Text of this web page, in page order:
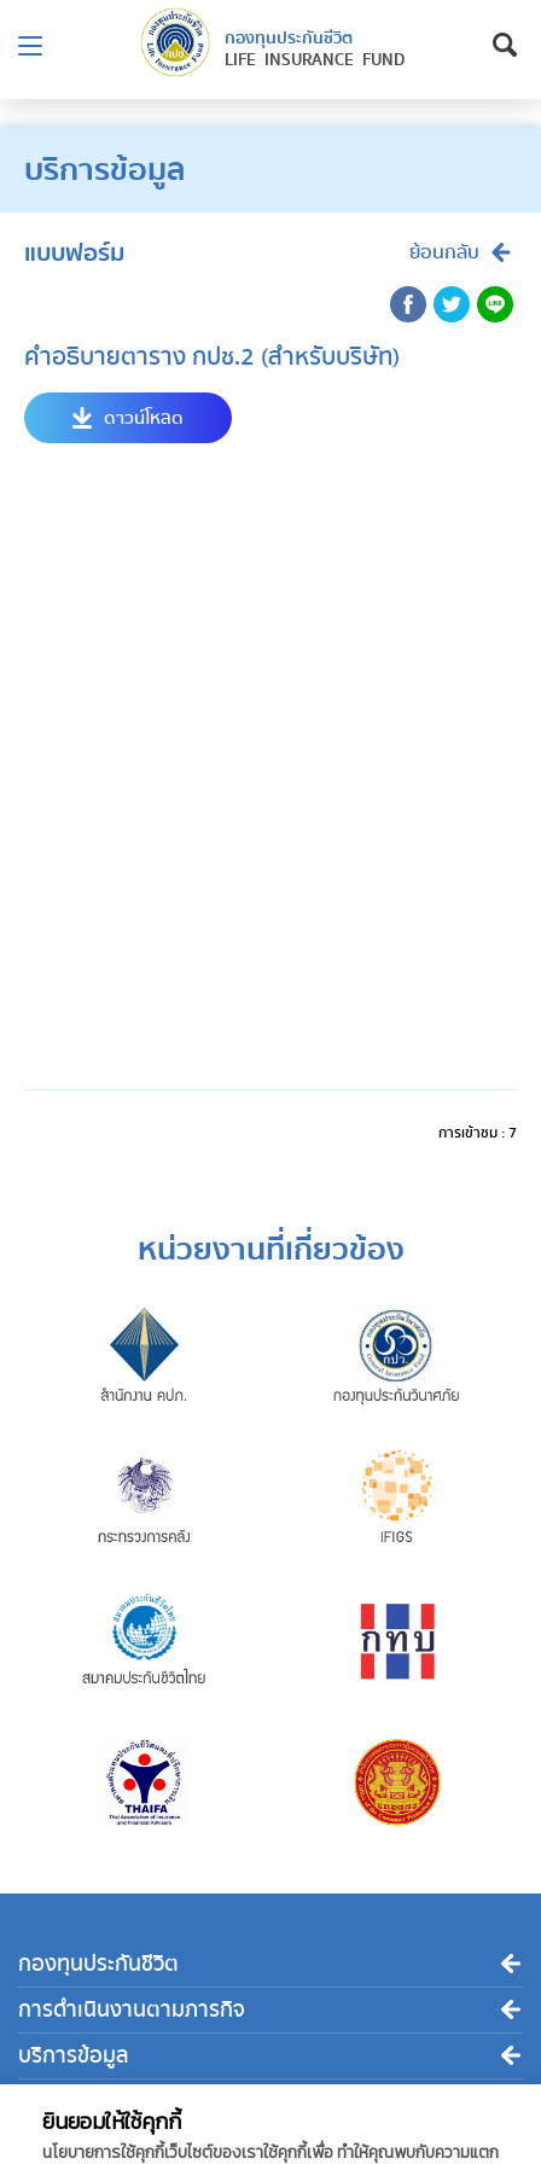
กองทุนประกันชีวิต
LIFE INSURANCE FUND
บริการข้อมูล
แบบฟอร์ม ย้อนกลับ
คำอธิบายตาราง กปช.2 (สำหรับบริษัท)
ดาวน์โหลด
การเข้าชม : 7
หน่วยงานที่เกี่ยวข้อง
ยินยอมให้ใช้คุกกี้
นโยบายการใช้คุกกี้เว็บไซต์ของเราใช้คุกกี้เพื่อ ทำให้คุณพบกับความแตก
กองทุนประกันชีวิต
การดำเนินงานตามภารกิจ
บริการข้อมูล